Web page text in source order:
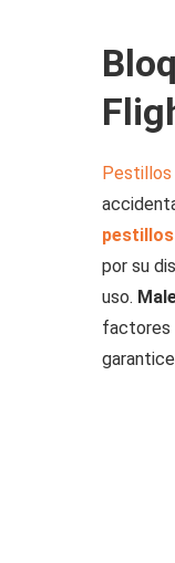
Pestillos
por su
uso.
factores